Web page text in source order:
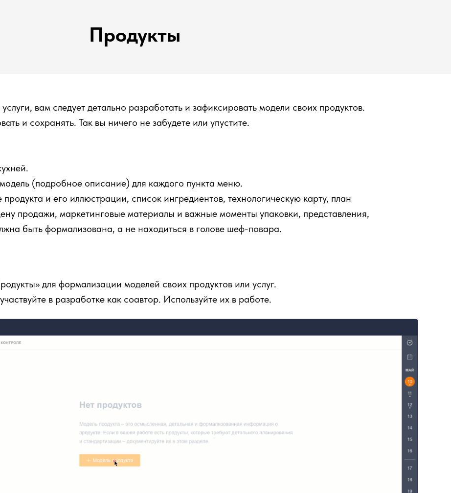
Продукты
вам следует детально разработать и зафиксировать модели своих продуктов.
и сохранять. Так вы ничего не забудете или упустите.
(подробное описание) для каждого пункта меню.
и его иллюстрации, список ингредиентов, технологическую карту, план
продажи, маркетинговые материалы и важные моменты упаковки, представления,
быть формализована, а не находиться в голове шеф-повара.
для формализации моделей своих продуктов или услуг.
в разработке как соавтор. Используйте их в работе.